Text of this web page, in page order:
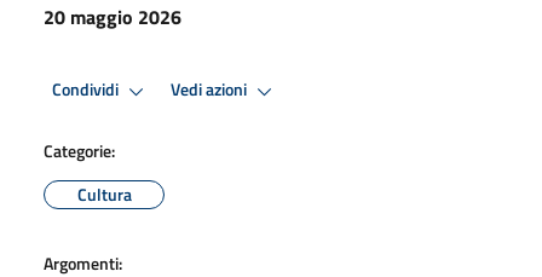
20 maggio 2026
Condividi Vedi azioni
Categorie:
Cultura
Argomenti: